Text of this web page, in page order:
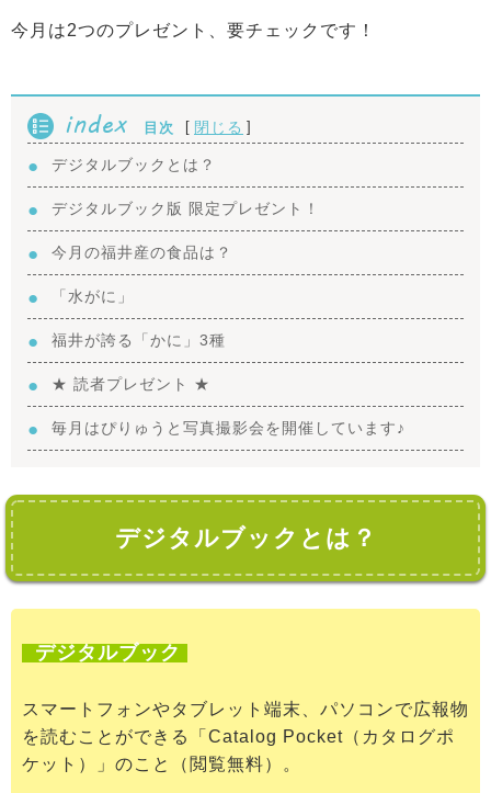
今月は2つのプレゼント、要チェックです！
index 目次 [ 閉じる ]
デジタルブックとは？
デジタルブック版 限定プレゼント！
今月の福井産の食品は？
「水がに」
福井が誇る「かに」3種
★ 読者プレゼント ★
毎月はぴりゅうと写真撮影会を開催しています♪
デジタルブックとは？
デジタルブック
スマートフォンやタブレット端末、パソコンで広報物
を読むことができる「Catalog Pocket（カタログポ
ケット）」のこと（閲覧無料）。